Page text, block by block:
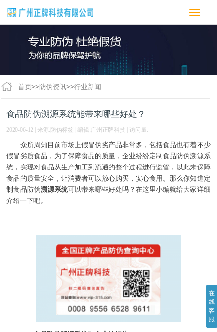
首页>>防伪资讯>>行业新闻
食品防伪溯源系统能带来哪些好处？
2020-06-12 | 来源:防伪标签 | 编辑:广州正牌科技 | 访问量:
众所周知目前市场上假冒伪劣产品非常多，包括食品也有着不少
假冒劣质食品，为了保障食品的质量，企业纷纷定制食品防伪溯源系
统，实现对食品从生产加工到流通的整个过程进行监管，以此来保障
食品的质量安全，让消费者可以放心购买，安心食用。那么你知道定
制食品防伪溯源系统可以带来哪些好处吗？在这里小编就给大家详细
介绍一下吧。
在
线
客
服